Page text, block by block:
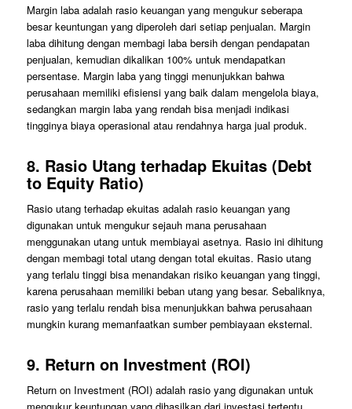
Margin laba adalah rasio keuangan yang mengukur seberapa
besar keuntungan yang diperoleh dari setiap penjualan. Margin
laba dihitung dengan membagi laba bersih dengan pendapatan
penjualan, kemudian dikalikan 100% untuk mendapatkan
persentase. Margin laba yang tinggi menunjukkan bahwa
perusahaan memiliki efisiensi yang baik dalam mengelola biaya,
sedangkan margin laba yang rendah bisa menjadi indikasi
tingginya biaya operasional atau rendahnya harga jual produk.
8. Rasio Utang terhadap Ekuitas (Debt
to Equity Ratio)
Rasio utang terhadap ekuitas adalah rasio keuangan yang
digunakan untuk mengukur sejauh mana perusahaan
menggunakan utang untuk membiayai asetnya. Rasio ini dihitung
dengan membagi total utang dengan total ekuitas. Rasio utang
yang terlalu tinggi bisa menandakan risiko keuangan yang tinggi,
karena perusahaan memiliki beban utang yang besar. Sebaliknya,
rasio yang terlalu rendah bisa menunjukkan bahwa perusahaan
mungkin kurang memanfaatkan sumber pembiayaan eksternal.
9. Return on Investment (ROI)
Return on Investment (ROI) adalah rasio yang digunakan untuk